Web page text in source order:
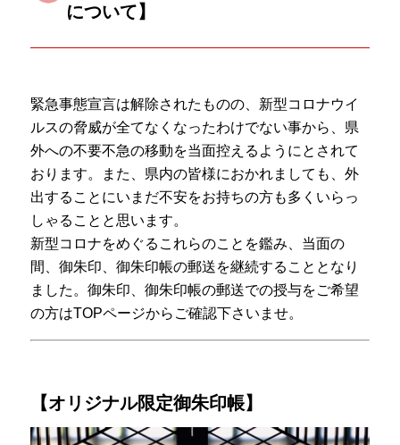
について】
緊急事態宣言は解除されたものの、新型コロナウイ
ルスの脅威が全てなくなったわけでない事から、県
外への不要不急の移動を当面控えるようにとされて
おります。
また、県内の皆様におかれましても、外
出することにいまだ不安をお持ちの方も多くいらっ
しゃることと思います。
新型コロナをめぐるこれらのことを鑑み、当面の
間、御朱印、御朱印帳の郵送を継続することとなり
ました。御朱印、御朱印帳の郵送での授与をご希望
の方はTOPページからご確認下さいませ。
【オリジナル限定御朱印帳】